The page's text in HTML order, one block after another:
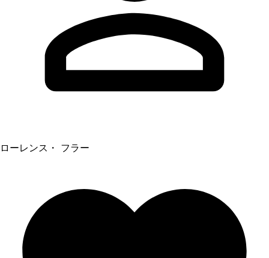
ローレンス・ フラー